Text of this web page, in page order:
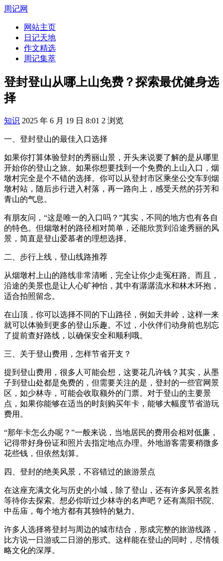
周记网
网站主页
日记天地
作文精选
周记集萃
登封登山从哪上山免费？探索最优健身选
择
知识 2025 年 6 月 19 日 8:01 2 浏览
一、登封登山的最佳入口选择
如果你打算体验登封的秀丽山景，开头来说要了解的是从哪里
开始你的登山之旅。如果你想要找到一个免费的上山入口，烟
墩村完全是个不错的选择。你可以从登封市区乘坐公交车到烟
墩村站，随后步行进入村落，再一路向上，感受天然的芬芳和
青山的气息。
有朋友问，“这是唯一的入口吗？”其实，不同的地方也有各自
的特色。但烟墩村的路径相对简单，还能欣赏到沿途秀丽的风
景，简直是登山爱慕者的理想选择。
二、步行上线，登山线路推荐
从烟墩村上山的路线非常清晰，完全让你少走冤枉路。而且，
沿途的美景也是让人心旷神怡，其中有潺潺流水和林木环抱，
适合拍照留念。
在山顶，你可以选择不同的下山路径，例如天井岭，这样一来
就可以体验到更多的登山乐趣。不过，小伙伴们动身前也别忘
了提前查好路线，以确保安全和顺利哦。
三、关于登山费用，怎样节省开支？
提到登山费用，很多人可能会想，这要花几许钱？其实，从墨
子到登山处都是免费的，但需要关注的是，登封的一些官网景
区，如少林寺，可能会收取额外的门票。对于登山的主要景
点，如果你能够在适当的时刻购买年卡，能够大幅度节省游玩
费用。
“那年卡怎么办呢？”一般来说，当地居民的费用会相对低廉，
记得带好身份证和照片去指定地点办理。外地游客需要稍微多
花些钱，但依然划算。
四、登封的绝美风景，不容错过的旅游景点
在这座充满文化与历史的小城，除了登山，还有许多风景名胜
等待你去探索。想必你听过少林寺的名声吧？还有嵩阳书院、
中岳庙，每个地方都有其独特的魅力。
许多人选择将登封与周边的城市结合，形成完整的旅游线路，
比方说一日游或二日游的形式。这样能在登山的同时，尽情领
略文化的深厚。